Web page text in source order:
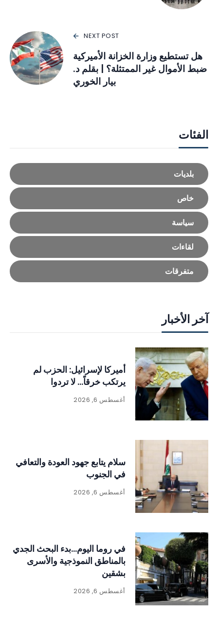
NEXT POST
هل تستطيع وزارة الخزانة الأميركية
ضبط الأموال غير الممتثلة؟ | بقلم د.
بيار الخوري
الفئات
بلديات
خاص
سياسة
لقاءات
متفرقات
آخر الأخبار
أميركا لإسرائيل: الحزب لم
يرتكب خرقاً… لا تردوا
أغسطس 6, 2026
سلام يتابع جهود العودة والتعافي
في الجنوب
أغسطس 6, 2026
في روما اليوم…بدء البحث الجدي
بالمناطق النموذجية والأسرى
بشقين
أغسطس 6, 2026